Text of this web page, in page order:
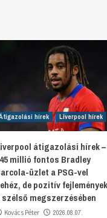
hírek Liverpool hírek
átigazolási hírek –
millió fontos Bradley
üzlet a PSG-vel
de pozitív fejlemények
szélső megszerzésében
Kovács Péter 2026.08.07.